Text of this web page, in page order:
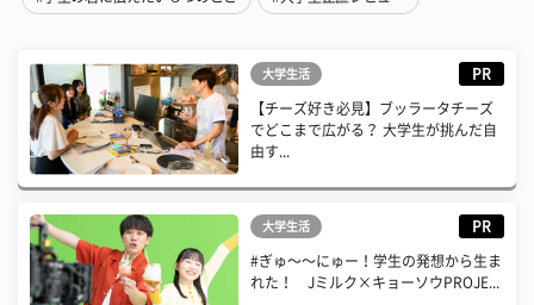
大学生活 PR
【チーズ好き必見】ブッラータチーズ
でどこまで広がる？ 大学生が挑んだ自
由す...
大学生活 PR
#ぎゅ〜〜にゅー！学生の発想から生ま
れた！ Jミルク×キョーソウPROJE...